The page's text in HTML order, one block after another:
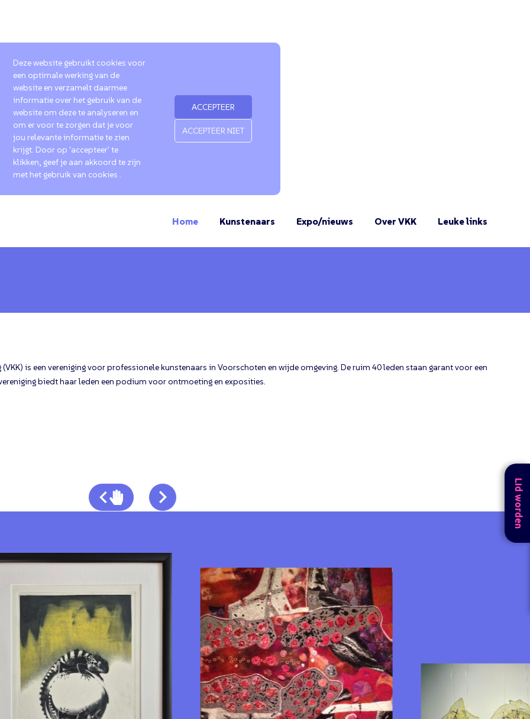
Deze website gebruikt cookies voor
een optimale werking van de
website en verzamelt daarmee
informatie over het gebruik van de
website om deze te analyseren en
om er voor te zorgen dat je voor
jou relevante informatie te zien
krijgt. Door op 'accepteer' te
klikken, geef je aan akkoord te zijn
met het gebruik van cookies .
ACCEPTEER
ACCEPTEER NIET
Home Kunstenaars Expo/nieuws Over VKK Leuke links
is een vereniging voor professionele kunstenaars in Voorschoten en wijde omgeving. De ruim 40 leden staan garant voor een
biedt haar leden een podium voor ontmoeting en exposities.
Lid worden